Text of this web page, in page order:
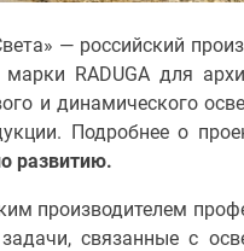
— российский
RADUGA для
и динамического
Подробнее о
развитию.
производителем
связанные с